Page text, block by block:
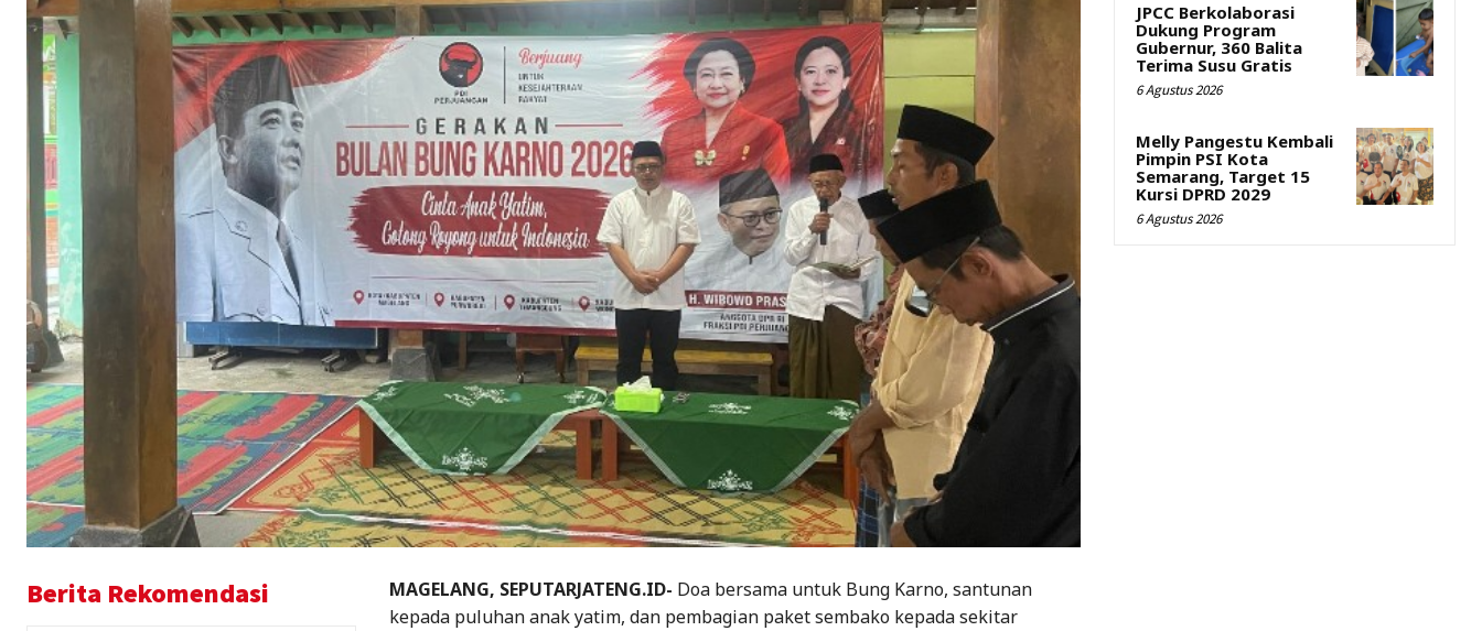
Berita Rekomendasi MAGELANG, SEPUTARJATENG.ID- Doa bersama untuk Bung Karno, santunan
kepada puluhan anak yatim, dan pembagian paket sembako kepada sekitar
JPCC Berkolaborasi
Dukung Program
Gubernur, 360 Balita
Terima Susu Gratis
6 Agustus 2026
Melly Pangestu Kembali
Pimpin PSI Kota
Semarang, Target 15
Kursi DPRD 2029
6 Agustus 2026